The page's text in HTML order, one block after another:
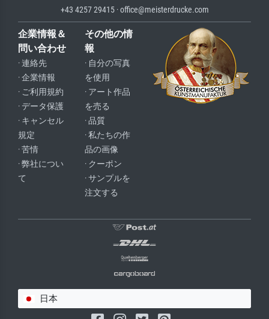
+43 4257 29415 · office@meisterdrucke.com
企業情報＆
問い合わせ
· 連絡先
· 企業情報
· ご利用規約
· データ保護
· キャンセル
規定
· 苦情
· 弊社につい
て
その他の情
報
· 自分の写真
を使用
· アート作品
を売る
· 品質
· 私たちの作
品の画像
· クーポン
· サンプルを
注文する
日本